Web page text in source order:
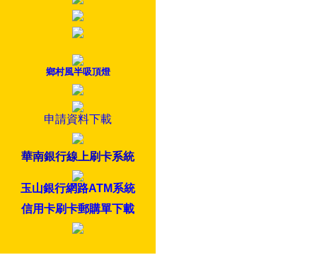
鄉村風半吸頂燈
申請資料下載
華南銀行線上刷卡系統
玉山銀行網路ATM系統
信用卡刷卡郵購單下載